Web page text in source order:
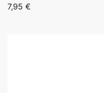
7,95 €